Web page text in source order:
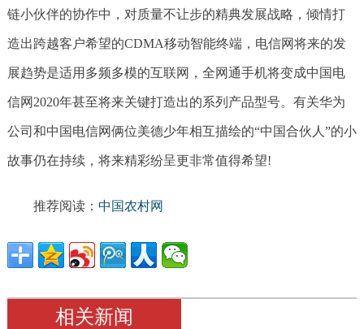
链小伙伴的协作中，对质量不让步的精典发展战略，倾情打
造出跨越客户希望的CDMA移动智能终端，电信网将来的发
展趋势是适用多频多模的互联网，全网通手机将变成中国电
信网2020年甚至将来关键打造出的系列产品型号。有关华为
公司和中国电信网俩位美德少年相互描绘的“中国合伙人”的小
故事仍在持续，将来精彩纷呈更非常值得希望!
推荐阅读： 中国农村网
相关新闻